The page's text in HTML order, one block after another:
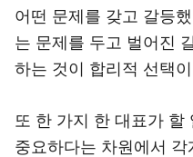
어떤 문제를 갖고 갈등
는 문제를 두고 벌어진
하는 것이 합리적 선택
또 한 가지 한 대표가 할
중요하다는 차원에서 각